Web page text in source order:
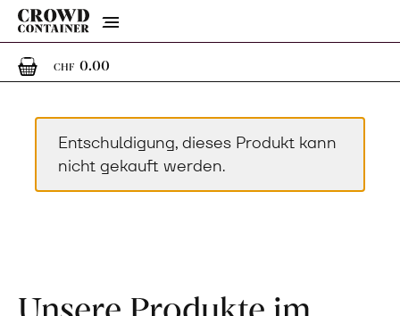
Menu
CHF 0.000 Artikel im Warenkorb
Entschuldigung, dieses Produkt kann
nicht gekauft werden.
Unsere Produkte im